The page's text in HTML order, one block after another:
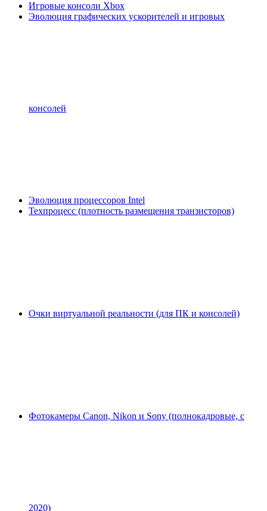
Игровые консоли Xbox
Эволюция графических ускорителей и игровых
консолей
Эволюция процессоров Intel
Техпроцесс (плотность размещения транзисторов)
Очки виртуальной реальности (для ПК и консолей)
Фотокамеры Canon, Nikon и Sony (полнокадровые, с
2020)